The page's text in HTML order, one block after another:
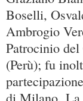
Boselli,
Ambrogio
Patrocinio
(Perù); fu